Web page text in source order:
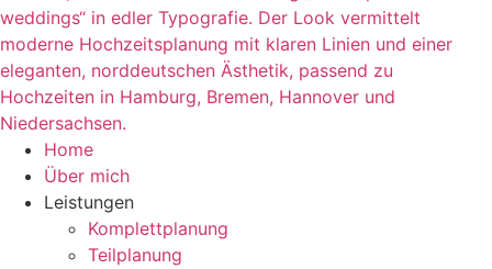
Home
Über mich
Leistungen
Komplettplanung
Teilplanung